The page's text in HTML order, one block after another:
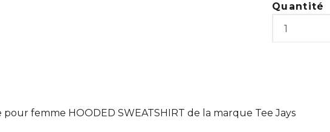
Quantité
femme HOODED SWEATSHIRT de la marque Tee Jays